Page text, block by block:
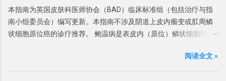
切术可以预防 BP。抗生素过度使用、免疫抑制剂和糖皮质激素会增
加机会性感染和 BP 风险。 建议：BP 危险因素有糖尿病、包皮过长
和免疫缺陷。常伴念珠菌感染。卫生条件差、过度清洁和使用刺激
不确定性龟头炎进行活检。活检对于排除癌前病变也至关重要。 有
和脚趾甲的生长速度分别为每月 2-3 毫米和 1 毫米，博氏线发生在
病后4至11周， 因此其博氏线与甲根的距离可推算疾病发生的时
间。 博氏线有很多原因，最常见的是药物，尤其是化药物，一般出
系统疾病导致。博氏线与下列系统性疾病有关，常见原因如表1。
表 1 ： 可引起博氏线的系统性疾病 高热 病毒性疾病： 如手足口
本指南为英国皮肤科医师协会（BAD）临床标准组（包括治疗与指
南小组委员会）编写更新。本指南不涉及阴道上皮内瘤变或肛周鳞
状细胞原位癌的诊疗推荐。 鲍温病是表皮内（原位）鳞状细胞癌的
患者，组织学上均显示表皮结构紊乱。1911年，Queyrat 报道了 3
例局限于阴茎龟头的红色病变，并名为「增殖性红斑」。其组织学
阅读全文 »